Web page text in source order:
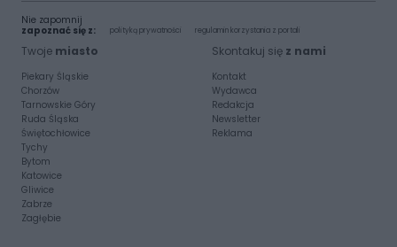
Nie zapomnij
zapoznać się z:
polityką prywatności regulamin korzystania z portali
Twoje miasto
Piekary Śląskie
Chorzów
Tarnowskie Góry
Ruda Śląska
Świętochłowice
Tychy
Bytom
Katowice
Gliwice
Zabrze
Zagłębie
Skontakuj się z nami
Kontakt
Wydawca
Redakcja
Newsletter
Reklama